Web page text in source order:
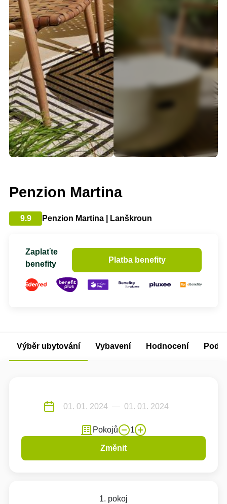
Penzion Martina
9.9 Penzion Martina | Lanškroun
Zaplaťte
benefity
Platba benefity
Výběr ubytování Vybavení Hodnocení
Pokojů 1
Změnit
1. pokoj